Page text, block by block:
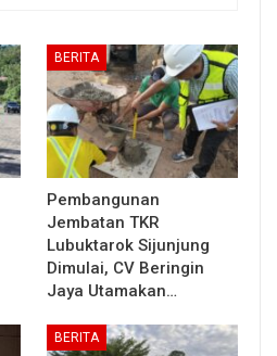
BERITA
Pembangunan
Jembatan TKR
Lubuktarok Sijunjung
Dimulai, CV Beringin
Jaya Utamakan…
BERITA